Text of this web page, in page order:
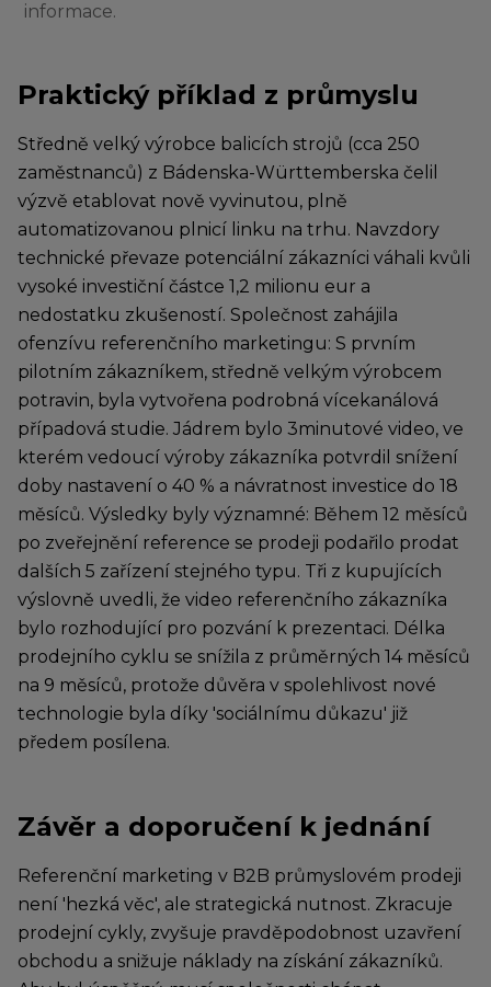
informace.
Praktický příklad z průmyslu
Středně velký výrobce balicích strojů (cca 250
zaměstnanců) z Bádenska-Württemberska čelil
výzvě etablovat nově vyvinutou, plně
automatizovanou plnicí linku na trhu. Navzdory
technické převaze potenciální zákazníci váhali kvůli
vysoké investiční částce 1,2 milionu eur a
nedostatku zkušeností. Společnost zahájila
ofenzívu referenčního marketingu: S prvním
pilotním zákazníkem, středně velkým výrobcem
potravin, byla vytvořena podrobná vícekanálová
případová studie. Jádrem bylo 3minutové video, ve
kterém vedoucí výroby zákazníka potvrdil snížení
doby nastavení o 40 % a návratnost investice do 18
měsíců. Výsledky byly významné: Během 12 měsíců
po zveřejnění reference se prodeji podařilo prodat
dalších 5 zařízení stejného typu. Tři z kupujících
výslovně uvedli, že video referenčního zákazníka
bylo rozhodující pro pozvání k prezentaci. Délka
prodejního cyklu se snížila z průměrných 14 měsíců
na 9 měsíců, protože důvěra v spolehlivost nové
technologie byla díky 'sociálnímu důkazu' již
předem posílena.
Závěr a doporučení k jednání
Referenční marketing v B2B průmyslovém prodeji
není 'hezká věc', ale strategická nutnost. Zkracuje
prodejní cykly, zvyšuje pravděpodobnost uzavření
obchodu a snižuje náklady na získání zákazníků.